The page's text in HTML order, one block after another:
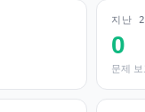
지난
0
문제 보